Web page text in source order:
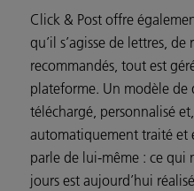
Click & Post offre
qu’il s’agisse de lettres, de
recommandés, tout est
plateforme. Un modèle
téléchargé, personnalisé
automatiquement traité et
parle de lui-même : ce qui
jours est aujourd’hui